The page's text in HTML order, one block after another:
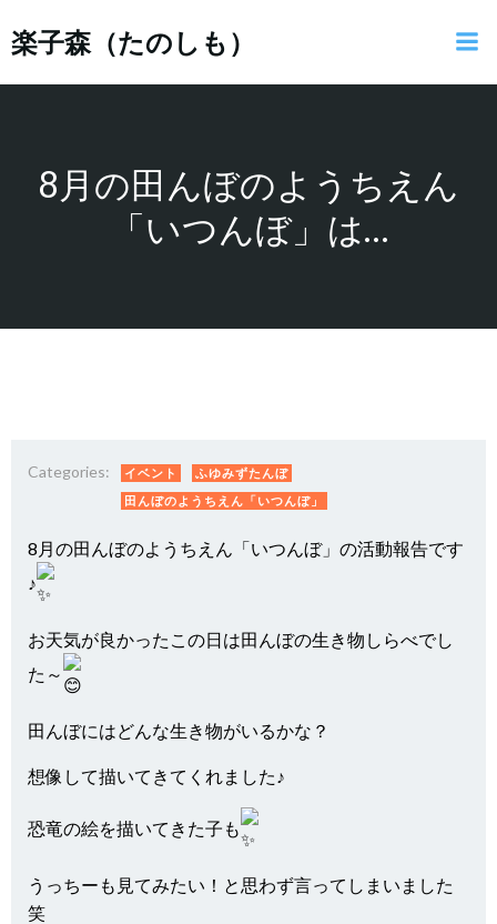
ン
ス
キ
ッ
プ
楽子森（たのしも）
8月の田んぼのようちえん
「いつんぼ」は…
Categories: イベント
ふゆみずたんぼ
田んぼのようちえん「いつんぼ」
8月の田んぼのようちえん「いつんぼ」の活動報告です
♪
お天気が良かったこの日は田んぼの生き物しらべでし
た～
田んぼにはどんな生き物がいるかな？
想像して描いてきてくれました♪
恐竜の絵を描いてきた子も
うっちーも見てみたい！と思わず言ってしまいました
笑